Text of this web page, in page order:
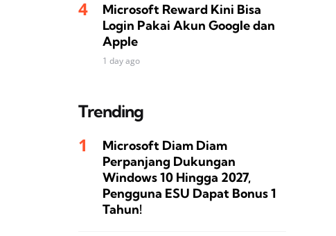
Microsoft Reward Kini Bisa
Login Pakai Akun Google dan
Apple
1 day ago
Trending
Microsoft Diam Diam
Perpanjang Dukungan
Windows 10 Hingga 2027,
Pengguna ESU Dapat Bonus 1
Tahun!